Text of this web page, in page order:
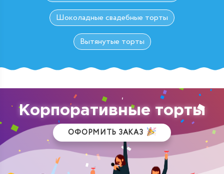
Шоколадные свадебные торты
Вытянутые торты
Корпоративные торты
ОФОРМИТЬ ЗАКАЗ